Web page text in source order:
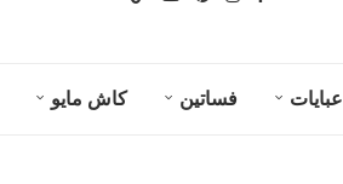
عبايات فساتين كاش مايو